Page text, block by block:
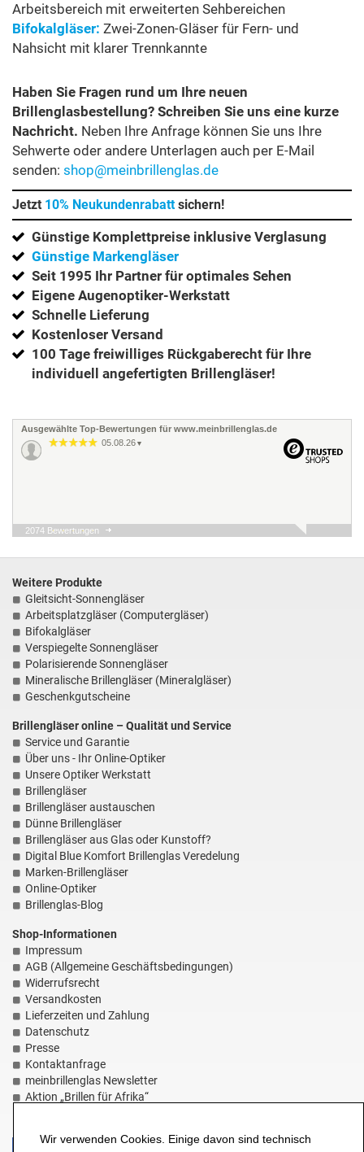
Wir verwenden Cookies. Einige davon sind technisch
Arbeitsbereich mit erweiterten Sehbereichen
Bifokalgläser: Zwei-Zonen-Gläser für Fern- und
Nahsicht mit klarer Trennkannte
Haben Sie Fragen rund um Ihre neuen
Brillenglasbestellung? Schreiben Sie uns eine kurze
Nachricht. Neben Ihre Anfrage können Sie uns Ihre
Sehwerte oder andere Unterlagen auch per E-Mail
senden: shop@meinbrillenglas.de
Jetzt 10% Neukundenrabattsichern!
Günstige Komplettpreise inklusive Verglasung
Günstige Markengläser
Seit 1995 Ihr Partner für optimales Sehen
Eigene Augenoptiker-Werkstatt
Schnelle Lieferung
Kostenloser Versand
100 Tage freiwilliges Rückgaberecht für Ihre
individuell angefertigten Brillengläser!
Ausgewählte Top-Bewertungen für www.meinbrillenglas.de
05.08.26 ▼
04.08.26 ▼
und einfach! Danke gerne
Sehr positive Erfahrung.
Der Ablauf war denkbar
unkompliziert und schnell.
Sonnenbrille entsprec…
2074 Bewertungen
Weitere Produkte
Gleitsicht-Sonnengläser
Arbeitsplatzgläser (Computergläser)
Bifokalgläser
Verspiegelte Sonnengläser
Polarisierende Sonnengläser
Mineralische Brillengläser (Mineralgläser)
Geschenkgutscheine
Brillengläser online – Qualität und Service
Service und Garantie
Über uns - Ihr Online-Optiker
Unsere Optiker Werkstatt
Brillengläser
Brillengläser austauschen
Dünne Brillengläser
Brillengläser aus Glas oder Kunstoff?
Digital Blue Komfort Brillenglas Veredelung
Marken-Brillengläser
Online-Optiker
Brillenglas-Blog
Shop-Informationen
Impressum
AGB (Allgemeine Geschäftsbedingungen)
Widerrufsrecht
Versandkosten
Lieferzeiten und Zahlung
Datenschutz
Presse
Kontaktanfrage
meinbrillenglas Newsletter
Aktion „Brillen für Afrika“